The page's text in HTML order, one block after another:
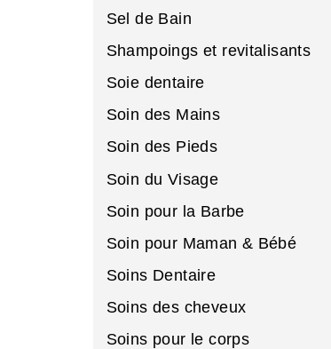
Sel de Bain
Shampoings et revitalisants
Soie dentaire
Soin des Mains
Soin des Pieds
Soin du Visage
Soin pour la Barbe
Soin pour Maman & Bébé
Soins Dentaire
Soins des cheveux
Soins pour le corps